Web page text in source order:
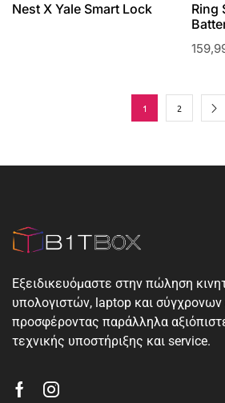
Nest X Yale Smart Lock
Ring
1 2
Εξειδικευόμαστε στην πώληση
υπολογιστών, laptop και σύγχρονων
προσφέροντας παράλληλα
τεχνικής υποστήριξης και service.